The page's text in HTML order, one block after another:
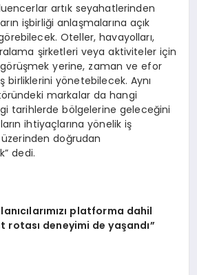
artık seyahatlerinden
işbirliği anlaşmalarına açık
Oteller, havayolları,
şirketleri veya aktiviteler için
yerine, zaman ve efor
birliklerini yönetebilecek. Aynı
markalar da hangi
tarihlerde bölgelerine geleceğini
ihtiyaçlarına yönelik iş
doğrudan
dedi.
platforma dahil
deneyimi de yaşandı”